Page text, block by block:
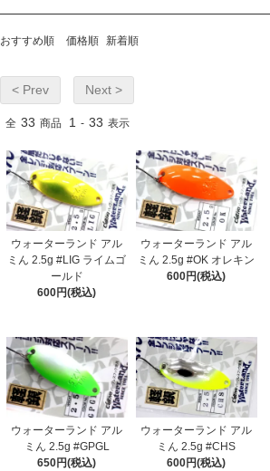
おすすめ順 価格順 新着順
< Prev Next >
全 33 商品 1 - 33 表示
ウォーターランド アル
ミん 2.5g #LIG ライムゴ
ールド
600円(税込)
ウォーターランド アル
ミん 2.5g #OK オレキン
600円(税込)
ウォーターランド アル
ミん 2.5g #GPGL
650円(税込)
ウォーターランド アル
ミん 2.5g #CHS
600円(税込)